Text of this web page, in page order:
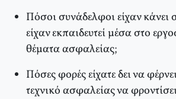
Πόσοι συνάδελφοι είχαν κάνει
είχαν εκπαιδευτεί μέσα στο
θέματα ασφαλείας;
Πόσες φορές είχατε δει να
τεχνικό ασφαλείας να